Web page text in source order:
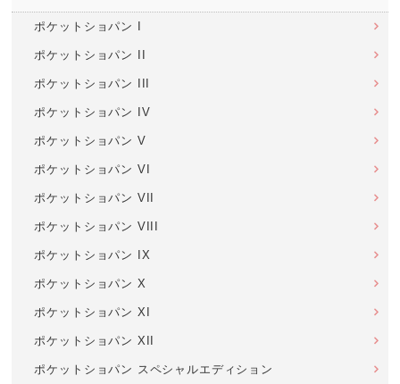
ポケットショパン I
ポケットショパン II
ポケットショパン III
ポケットショパン IV
ポケットショパン V
ポケットショパン VI
ポケットショパン VII
ポケットショパン VIII
ポケットショパン IX
ポケットショパン X
ポケットショパン XI
ポケットショパン XII
ポケットショパン スペシャルエディション